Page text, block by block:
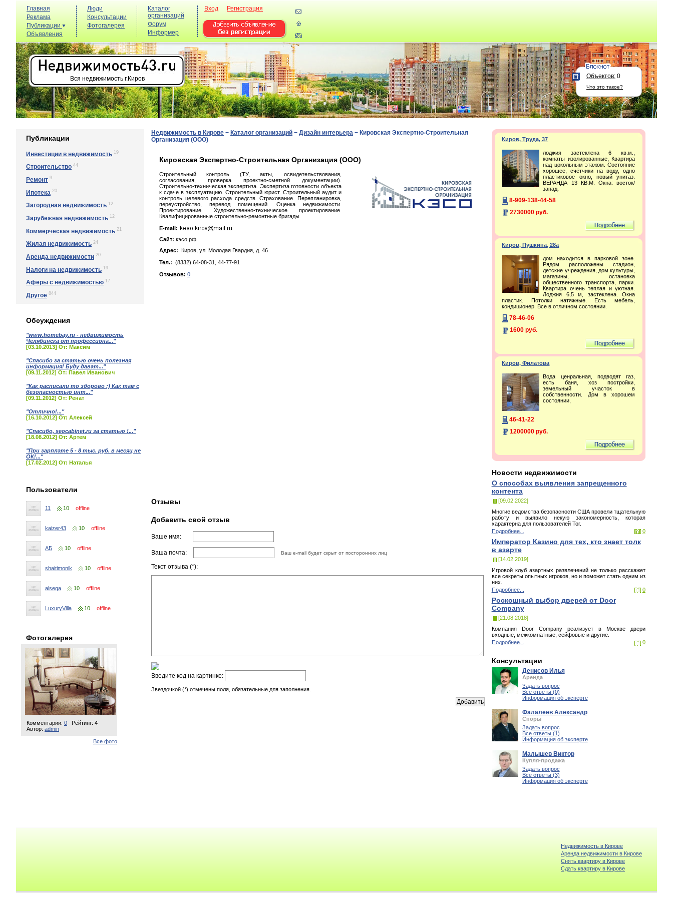
Главная
Реклама
Публикации
Объявления
Люди
Консультации
Фотогалерея
Каталог
организаций
Форум
Информер
Вход Регистрация
Вся недвижимость г.Киров Объектов: 0
Что это такое?
Публикации
Инвестиции в недвижимость 19
Строительство 44
Ремонт 9
Ипотека 20
Загородная недвижимость 12
Зарубежная недвижимость 12
Коммерческая недвижимость 21
Жилая недвижимость 24
Аренда недвижимости 20
Налоги на недвижимость 19
Аферы с недвижимостью 17
Другое 844
Обсуждения
"www.homebay.ru - недвижимость
Челябинска от профессиона..."
[03.10.2013] От: Максим
"Спасибо за статью очень полезная
информация! Буду дават..."
[09.11.2012] От: Павел Иванович
"Как расписали то здорово :) Как там с
безопасностью инт..."
[09.11.2012] От: Ренат
"Отлично!..."
[16.10.2012] От: Алексей
"Спасибо, seocabinet.ru за статью !..."
[18.08.2012] От: Артем
"При зарплате 5 - 8 тыс. руб. в месяц не
ОК!..."
[17.02.2012] От: Наталья
Пользователи
11 10 offline
kaizer43 10 offline
АБ 10 offline
shaitimonik 10 offline
alsega 10 offline
LuxuryVilla 10 offline
Фотогалерея
Комментарии: 0
Рейтинг: 4
Автор: admin
Все фото
Недвижимость в Кирове − Каталог организаций − Дизайн интерьера − Кировская Экспертно-Строительная
Организация (ООО)
Кировская Экспертно-Строительная Организация (ООО)
Строительный контроль (ТУ, акты, освидетельствования,
согласования, проверка проектно-сметной документации).
Строительно-техническая экспертиза. Экспертиза готовности объекта
к сдаче в эксплуатацию. Строительный юрист. Строительный аудит и
контроль целевого расхода средств. Страхование. Перепланировка,
переустройство, перевод помещений. Оценка недвижимости.
Проектирование. Художественно-техническое проектирование.
Квалифицированные строительно-ремонтные бригады.
E-mail:
Сайт: кэсо.рф
Адрес: Киров, yл. Мoлoдaя Гвapдия, д. 46
Тел.: (8332) 64-08-31, 44-77-91
Отзывов: 0
Отзывы
Добавить свой отзыв
Ваше имя:
Ваша почта: Ваш e-mail будет скрыт от посторонних лиц
Текст отзыва (*):
Введите код на картинке:
Звездочкой (*) отмечены поля, обязательные для заполнения.
Киров, Труда, 37
лоджия застеклена 6 кв.м.,
комнаты изолированные, Квартира
над цокольным этажом. Состояние
хорошее, счётчики на воду, одно
пластиковое окно, новый унитаз.
ВЕРАНДА 13 КВ.М. Окна: восток/
запад.
8-909-138-44-58
2730000 руб.
Киров, Пушкина, 28а
дом находится в парковой зоне.
Рядом расположены стадион,
детские учреждения, дом культуры,
магазины, остановка
общественного транспорта, парки.
Квартира очень теплая и уютная.
Лоджия 6,5 м, застеклена. Окна
пластик. Потолки натяжные. Есть мебель,
кондиционер. Все в отличном состоянии.
78-46-06
1600 руб.
Киров, Филатова
Вода ценральная, подводят газ,
есть баня, хоз постройки,
земельный участок в
собственности. Дом в хорошем
состоянии,
46-41-22
1200000 руб.
Новости недвижимости
О способах выявления запрещенного
контента
[09.02.2022]
Многие ведомства безопасности США провели тщательную
работу и выявило некую закономерность, которая
характерна для пользователей Tor.
Подробнее...
0
Император Казино для тех, кто знает толк
в азарте
[14.02.2019]
Игровой клуб азартных развлечений не только расскажет
все секреты опытных игроков, но и поможет стать одним из
них.
Подробнее...
0
Роскошный выбор дверей от Door
Company
[21.08.2018]
Компания Door Company реализует в Москве двери
входные, межкомнатные, сейфовые и другие.
Подробнее...
0
Консультации
Денисов Илья
Аренда
Задать вопрос
Все ответы (0)
Информация об эксперте
Фалалеев Александр
Споры
Задать вопрос
Все ответы (1)
Информация об эксперте
Малышев Виктор
Купля-продажа
Задать вопрос
Все ответы (3)
Информация об эксперте
Недвижимость в Кирове
Аренда недвижимости в Кирове
Снять квартиру в Кирове
Cдать квартиру в Кирове